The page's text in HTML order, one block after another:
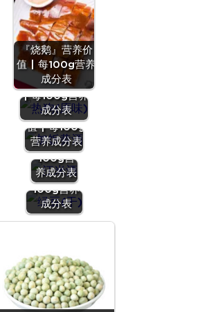
『烧鹅』营养价
值 | 每100g营养
成分表
『热狗(原
味)』营养价值
| 每100g营养
成分表
『加饭黄
酒』营养价
值 | 每100g
营养成分表
『江米
酒』营养
价值 | 每
100g营
养成分表
『绿豆
(干)』营养
价值 | 每
100g营养
成分表